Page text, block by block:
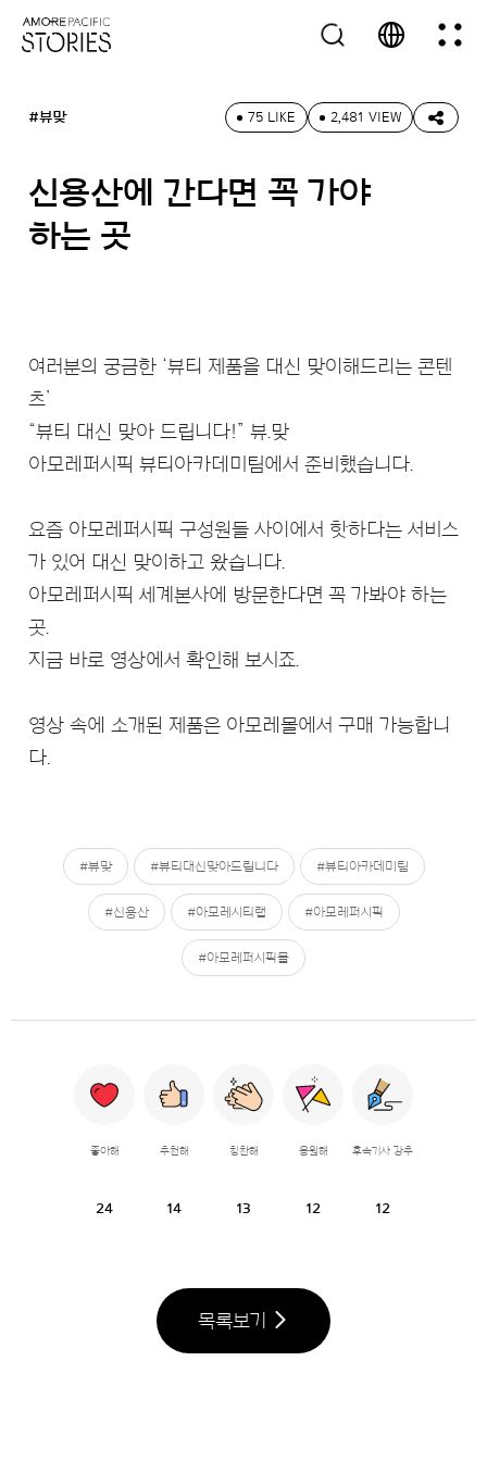
#뷰맞 75 LIKE 2,481 VIEW
신용산에 간다면 꼭 가야
하는 곳
여러분의 궁금한 ‘뷰티 제품을 대신 맞이해드리는 콘텐
츠’
“뷰티 대신 맞아 드립니다!” 뷰.맞
아모레퍼시픽 뷰티아카데미팀에서 준비했습니다.
요즘 아모레퍼시픽 구성원들 사이에서 핫하다는 서비스
가 있어 대신 맞이하고 왔습니다.
아모레퍼시픽 세계본사에 방문한다면 꼭 가봐야 하는
곳.
지금 바로 영상에서 확인해 보시죠.
영상 속에 소개된 제품은 아모레몰에서 구매 가능합니
다.
#뷰맞 #뷰티대신맞아드립니다 #뷰티아카데미팀
#신용산 #아모레시티랩 #아모레퍼시픽
#아모레퍼시픽몰
좋아해
24
추천해
14
칭찬해
13
응원해
12
후속기사 강추
12
목록보기